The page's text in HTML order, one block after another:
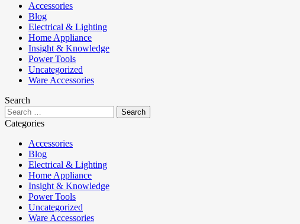
Accessories
Blog
Electrical & Lighting
Home Appliance
Insight & Knowledge
Power Tools
Uncategorized
Ware Accessories
Search
Categories
Accessories
Blog
Electrical & Lighting
Home Appliance
Insight & Knowledge
Power Tools
Uncategorized
Ware Accessories